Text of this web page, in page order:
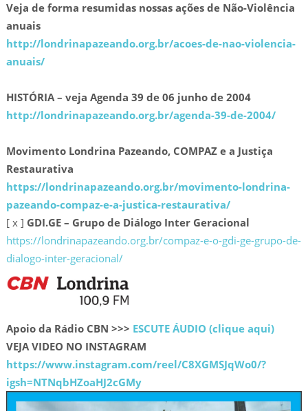
Veja de forma resumidas nossas ações de Não-Violência
anuais
http://londrinapazeando.org.br/acoes-de-nao-violencia-
anuais/
HISTÓRIA – veja Agenda 39 de 06 junho de 2004
http://londrinapazeando.org.br/agenda-39-de-2004/
Movimento Londrina Pazeando, COMPAZ e a Justiça
Restaurativa
https://londrinapazeando.org.br/movimento-londrina-
pazeando-compaz-e-a-justica-restaurativa/
[ x ] GDI.GE – Grupo de Diálogo Inter Geracional
https://londrinapazeando.org.br/compaz-e-o-gdi-ge-grupo-de-
dialogo-inter-geracional/
Apoio da Rádio CBN >>> ESCUTE ÁUDIO (clique aqui)
VEJA VIDEO NO INSTAGRAM
https://www.instagram.com/reel/C8XGMSJqWo0/?
igsh=NTNqbHZoaHJ2cGMy